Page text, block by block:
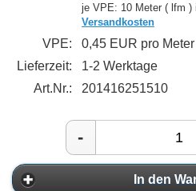
je VPE: 10 Meter ( lfm )
Versandkosten
VPE:
0,45 EUR pro
Lieferzeit:
1-2 Werktage
Art.Nr.:
201416251510
-
In den